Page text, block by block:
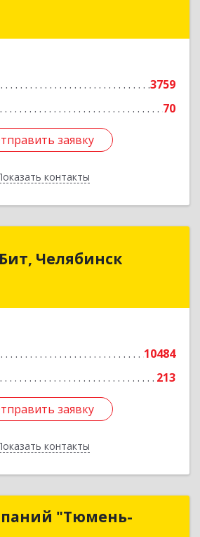
3759
70
заявку
контакты
обл, Екатеринбург г,
заявку
Назад
Челябинск
10484
213
заявку
контакты
Бит, Челябинск
заявку
Назад
"Тюмень-
Компаний "Тюмень-